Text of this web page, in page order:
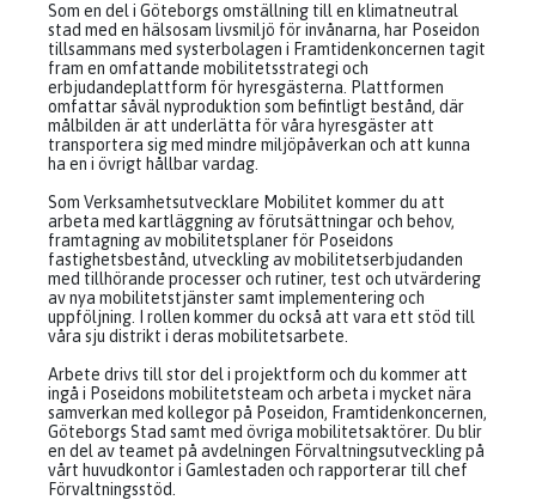
Som en del i Göteborgs omställning till en klimatneutral
stad med en hälsosam livsmiljö för invånarna, har Poseidon
tillsammans med systerbolagen i Framtidenkoncernen tagit
fram en omfattande mobilitetsstrategi och
erbjudandeplattform för hyresgästerna. Plattformen
omfattar såväl nyproduktion som befintligt bestånd, där
målbilden är att underlätta för våra hyresgäster att
transportera sig med mindre miljöpåverkan och att kunna
ha en i övrigt hållbar vardag.
Som Verksamhetsutvecklare Mobilitet kommer du att
arbeta med kartläggning av förutsättningar och behov,
framtagning av mobilitetsplaner för Poseidons
fastighetsbestånd, utveckling av mobilitetserbjudanden
med tillhörande processer och rutiner, test och utvärdering
av nya mobilitetstjänster samt implementering och
uppföljning. I rollen kommer du också att vara ett stöd till
våra sju distrikt i deras mobilitetsarbete.
Arbete drivs till stor del i projektform och du kommer att
ingå i Poseidons mobilitetsteam och arbeta i mycket nära
samverkan med kollegor på Poseidon, Framtidenkoncernen,
Göteborgs Stad samt med övriga mobilitetsaktörer. Du blir
en del av teamet på avdelningen Förvaltningsutveckling på
vårt huvudkontor i Gamlestaden och rapporterar till chef
Förvaltningsstöd.